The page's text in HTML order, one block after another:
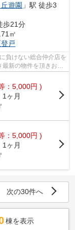
遊園 」駅 徒歩3
歩21分
㎡
登戸
負けない総合仲介店を
新の物件を頂きお客
：5,000円 )
1ヶ月
：5,000円 )
1ヶ月
次の30件へ
棟を表示